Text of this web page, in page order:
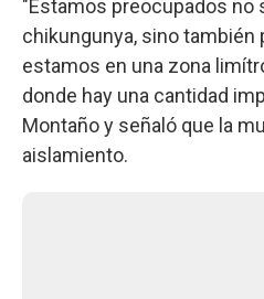
"Estamos preocupados no
chikungunya, sino también
estamos en una zona
donde hay una cantidad
Montaño y señaló que la
aislamiento.